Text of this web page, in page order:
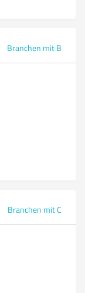
Branchen mit B
Branchen mit C